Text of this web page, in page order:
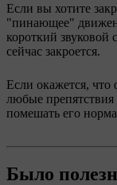
Если вы хотите
"пинающее"
короткий звуковой
сейчас закроется.
Если окажется, что
любые препятствия
помешать его
Было